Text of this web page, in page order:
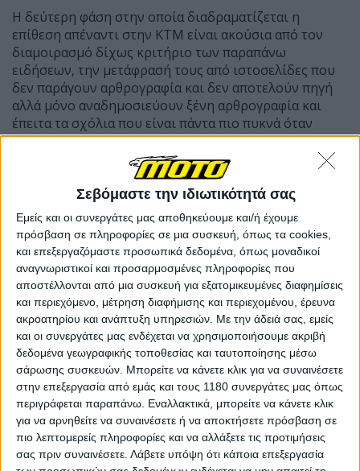
Σεβόμαστε την ιδιωτικότητά σας
Εμείς και οι συνεργάτες μας αποθηκεύουμε και/ή έχουμε
πρόσβαση σε πληροφορίες σε μια συσκευή, όπως τα cookies,
και επεξεργαζόμαστε προσωπικά δεδομένα, όπως μοναδικοί
αναγνωριστικοί και προσαρμοσμένες πληροφορίες που
αποστέλλονται από μια συσκευή για εξατομικευμένες διαφημίσεις
και περιεχόμενο, μέτρηση διαφήμισης και περιεχομένου, έρευνα
ακροατηρίου και ανάπτυξη υπηρεσιών. Με την άδειά σας, εμείς
και οι συνεργάτες μας ενδέχεται να χρησιμοποιήσουμε ακριβή
δεδομένα γεωγραφικής τοποθεσίας και ταυτοποίησης μέσω
σάρωσης συσκευών. Μπορείτε να κάνετε κλικ για να συναινέσετε
στην επεξεργασία από εμάς και τους 1180 συνεργάτες μας όπως
περιγράφεται παραπάνω. Εναλλακτικά, μπορείτε να κάνετε κλικ
για να αρνηθείτε να συναινέσετε ή να αποκτήσετε πρόσβαση σε
πιο λεπτομερείς πληροφορίες και να αλλάξετε τις προτιμήσεις
σας πριν συναινέσετε. Λάβετε υπόψη ότι κάποια επεξεργασία
Η δεύτερη φάση στην οποία διαδραματίζεται η
επίθεση απέναντι στην KTM είναι ακούσια από τον
διαμοιρασμό δίχως κριτήριο των παραπάνω
ειδήσεων, την μετάφρασή τους από ιστοσελίδες που
δεν παράγουν αρθρογραφία και δεν αποτελούν πηγή
αλλά μόνο αναδημοσιεύουν ξένη αρθρογραφία και
έπειτα τα σχόλια που είναι πάντα πιο πυκνά όταν
υπάρχει καταστροφή και χάος, από ότι στην καλή
είδηση. Αν αναρωτιέστε και εσείς, όπως πολλοί ακόμη,
για πιο λόγο δεν βλέπετε θετικές ειδήσεις στην
τηλεόρασή σας, έχετε την απάντησή σας. Διότι κανείς
δεν αντιδρά στο θετικό αλλά σχολιάζει, ενίοτε για να
χλευάσει, ή να κατηγορήσει, το αρνητικό.
Η επίθεση στην KTM αυτό το διάστημα δεν μπορεί να
περάσει απαρατήρητη, την βλέπουμε από προφίλ με
πρόσφατη ημερομηνία δημιουργίας, με 2-3 φίλους
χωρίς δημοσιεύσεις, από YouTubers και Influencers
που ποτέ δεν κάνουν video που δεν είναι πληρωμένο
και σίγουρα δεν τους έχει πληρώσει η KTM για να
μιλήσουν για αυτή και να πουν αρλούμπες περί
εξαγοράς από την BMW και άλλα τόσα τραγελαφικά και
το μόνο σίγουρο είναι πως θα συνεχίσει!
Διότι το μαξιλάρι που σήμερα ανακοινώθηκε είναι μεν
το πλέον μεγάλο και το πιο σοβαρό που περιμένουμε
από τον Νοέμβριοαλλά δεν είναι το τέλος της